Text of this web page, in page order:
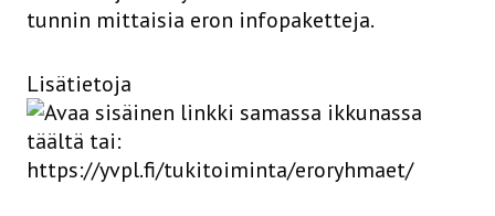
tunnin mittaisia eron infopaketteja.
Lisätietoja
täältä tai:
https://yvpl.fi/tukitoiminta/eroryhmaet/